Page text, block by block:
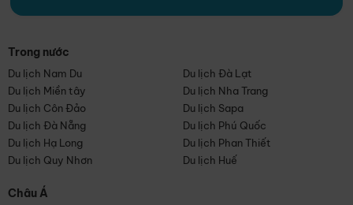
Trong nước
Du lịch Nam Du
Du lịch Đà Lạt
Du lịch Miền tây
Du lịch Nha Trang
Du lịch Côn Đảo
Du lịch Sapa
Du lịch Đà Nẵng
Du lịch Phú Quốc
Du lịch Hạ Long
Du lịch Phan Thiết
Du lịch Quy Nhơn
Du lịch Huế
Châu Á